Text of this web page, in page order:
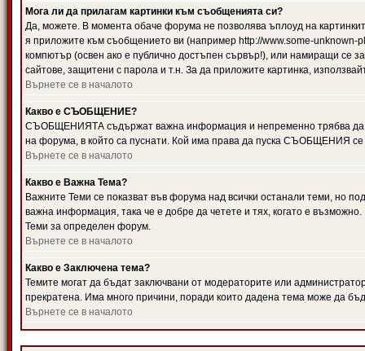
Мога ли да прилагам картинки към съобщенията си?
Да, можете. В момента обаче форума не позволява ъплоуд на
я приложите към съобщението ви (например http://www.some-
компютър (освен ако е публично достъпен сървър!), или намиращи се
сайтове, защитени с парола и т.н. За да приложите картинка,
Върнете се в началото
Какво е СЪОБЩЕНИЕ?
СЪОБЩЕНИЯТА съдържат важна информация и непременно трябва да
на форума, в който са пуснати. Кой има права да пуска СЪОБЩЕНИЯ се
Върнете се в началото
Какво е Важна Тема?
Важните Теми се показват във форума над всички останали теми,
важна информация, така че е добре да четете и тях, когато е
Теми за определен форум.
Върнете се в началото
Какво е Заключена тема?
Темите могат да бъдат заключвани от модераторите или
прекратена. Има много причини, поради които дадена тема може да
Върнете се в началото